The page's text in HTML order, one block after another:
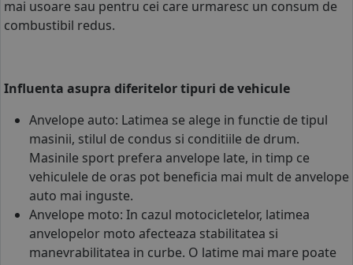
mai usoare sau pentru cei care urmaresc un consum de
combustibil redus.
Influenta asupra diferitelor tipuri de vehicule
Anvelope auto: Latimea se alege in functie de tipul
masinii, stilul de condus si conditiile de drum.
Masinile sport prefera anvelope late, in timp ce
vehiculele de oras pot beneficia mai mult de anvelope
auto mai inguste.
Anvelope moto: In cazul motocicletelor, latimea
anvelopelor moto afecteaza stabilitatea si
manevrabilitatea in curbe. O latime mai mare poate